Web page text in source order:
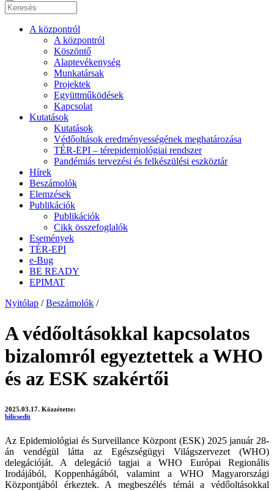
A központról
A központról
Köszöntő
Alaptevékenység
Munkatársak
Projektek
Együttműködések
Kapcsolat
Kutatások
Kutatások
Védőoltások eredményességének meghatározása
TÉR-EPI – térepidemiológiai rendszer
Pandémiás tervezési és felkészülési eszköztár
Hírek
Beszámolók
Elemzések
Publikációk
Publikációk
Cikk összefoglalók
Események
TÉR-EPI
e-Bug
BE READY
EPIMAT
Nyitólap / Beszámolók /
A védőoltásokkal kapcsolatos
bizalomról egyeztettek a WHO
és az ESK szakértői
2025.03.17. Közzétette:
bilicsedit
Az Epidemiológiai és Surveillance Központ (ESK) 2025 január 28-
án vendégül látta az Egészségügyi Világszervezet (WHO)
delegációját. A delegáció tagjai a WHO Európai Regionális
Irodájából, Koppenhágából, valamint a WHO Magyarországi
Központjából érkeztek. A megbeszélés témái a védőoltásokkal